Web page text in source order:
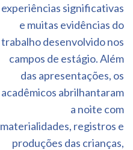
experiências significativas
e muitas evidências do
trabalho desenvolvido nos
campos de estágio. Além
das apresentações, os
acadêmicos abrilhantaram
a noite com
materialidades, registros e
produções das crianças,